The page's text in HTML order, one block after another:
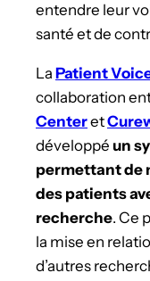
entendre leur
santé et de
La Patient
collaboration
Centeret
développé un
permettant de
des patients
recherche. Ce
la mise en
d’autres